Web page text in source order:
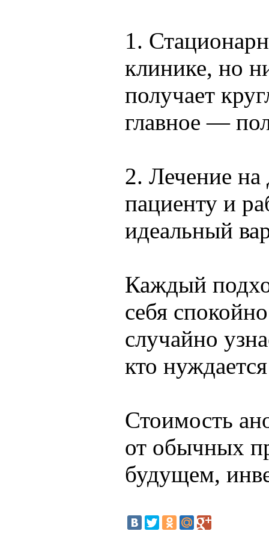
1.
клинике, но
получает
главное —
2. Лечение
пациенту и
идеальный
Каждый
себя
случайно
кто
Стоимость
от обычных
будущем,